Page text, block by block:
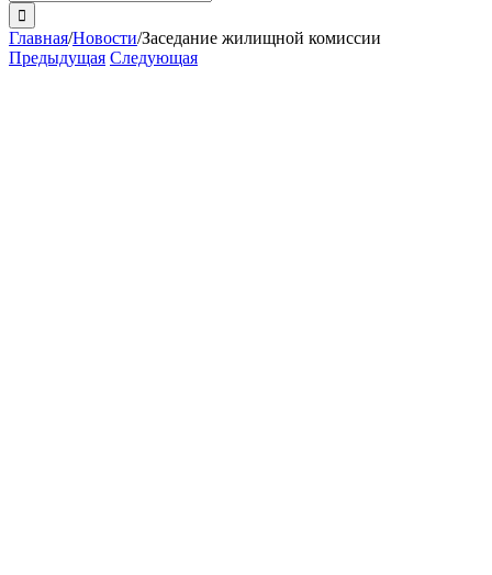
поиска:
Главная/Новости/Заседание жилищной комиссии
Предыдущая Следующая